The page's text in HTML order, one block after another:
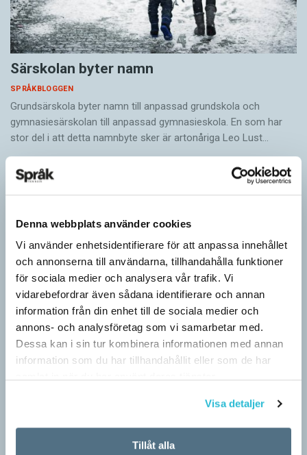
Denna webbplats använder cookies
Vi använder enhetsidentifierare för att anpassa innehållet
och annonserna till användarna, tillhandahålla funktioner
för sociala medier och analysera vår trafik. Vi
vidarebefordrar även sådana identifierare och annan
information från din enhet till de sociala medier och
annons- och analysföretag som vi samarbetar med.
Dessa kan i sin tur kombinera informationen med annan
information som du har tillhandahållit eller som de har
Visa detaljer
Tillåt alla
Särskolan byter namn
SPRÅKBLOGGEN
Grundsärskola byter namn till anpassad grundskola och
gymnasiesärskolan till anpassad gymnasieskola. En som har
stor del i att detta namnbyte sker är artonåriga Leo Lust…